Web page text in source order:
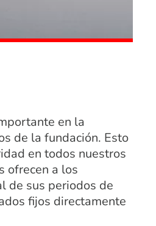
en la
de la fundación. Esto
en todos nuestros
ofrecen a los
de sus periodos de
fijos directamente